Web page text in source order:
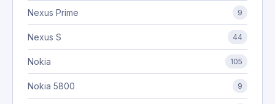
Nexus Prime 9
Nexus S 44
Nokia 105
Nokia 5800 9